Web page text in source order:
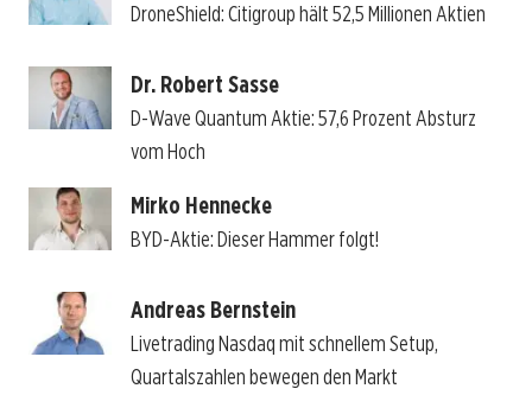
DroneShield: Citigroup hält 52,5 Millionen Aktien
Dr. Robert Sasse
D-Wave Quantum Aktie: 57,6 Prozent Absturz
vom Hoch
Mirko Hennecke
BYD-Aktie: Dieser Hammer folgt!
Andreas Bernstein
Livetrading Nasdaq mit schnellem Setup,
Quartalszahlen bewegen den Markt